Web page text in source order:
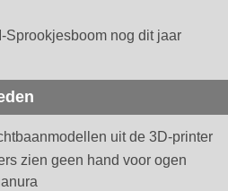
Sprookjesboom nog dit jaar
uit de 3D-printer
zien geen hand voor ogen